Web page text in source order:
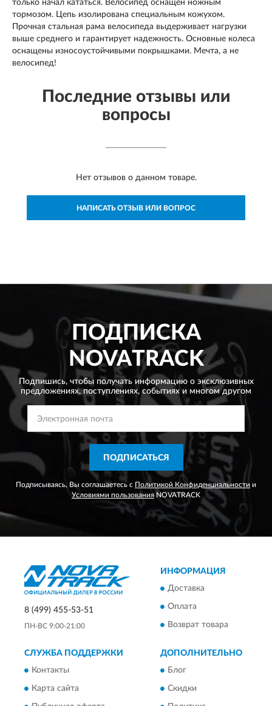
только начал кататься. Велосипед оснащен ножным
тормозом. Цепь изолирована специальным кожухом.
Прочная стальная рама велосипеда выдерживает нагрузки
выше среднего и гарантирует надежность. Основные колеса
оснащены износоустойчивыми покрышками. Мечта, а не
велосипед!
Последние отзывы или
вопросы
Нет отзывов о данном товаре.
НАПИСАТЬ ОТЗЫВ ИЛИ ВОПРОС
ПОДПИСКА
NOVATRACK
Подпишись, чтобы получать информацию о эксклюзивных
предложениях,поступлениях, событиях и многом другом
ПОДПИСАТЬСЯ
Подписываясь, Вы соглашаетесь с Политикой Конфиденциальности и
Условиями пользования NOVATRACK
8 (499) 455-53-51
ПН-ВС 9:00-21:00
ИНФОРМАЦИЯ
Доставка
Оплата
Возврат товара
СЛУЖБА ПОДДЕРЖКИ
Контакты
Карта сайта
ДОПОЛНИТЕЛЬНО
Блог
Скидки